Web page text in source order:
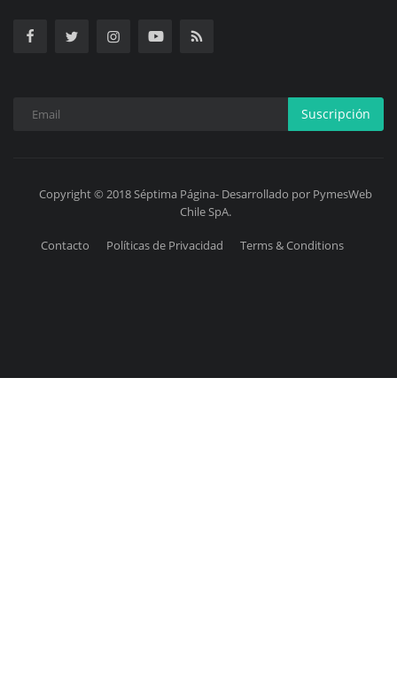
Suscripción
Copyright © 2018 Séptima Página- Desarrollado por PymesWeb
Chile SpA.
Contacto Políticas de Privacidad Terms & Conditions